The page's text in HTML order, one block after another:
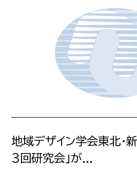
地域デザイン学会東北・
3回研究会」が...